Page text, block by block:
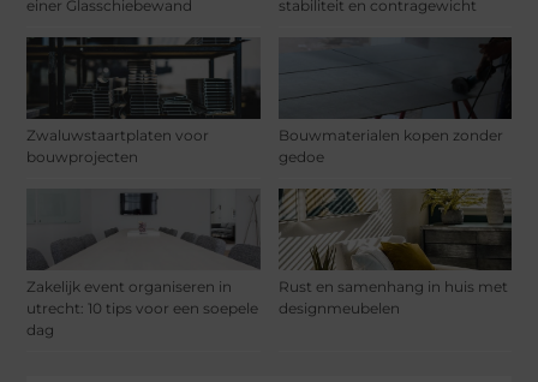
einer Glasschiebewand stabiliteit en contragewicht
Zwaluwstaartplaten voor
bouwprojecten
Bouwmaterialen kopen zonder
gedoe
Zakelijk event organiseren in
utrecht: 10 tips voor een soepele
dag
Rust en samenhang in huis met
designmeubelen